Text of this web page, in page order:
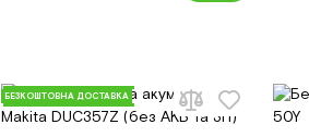
БЕЗКОШТОВНА ДОСТАВКА